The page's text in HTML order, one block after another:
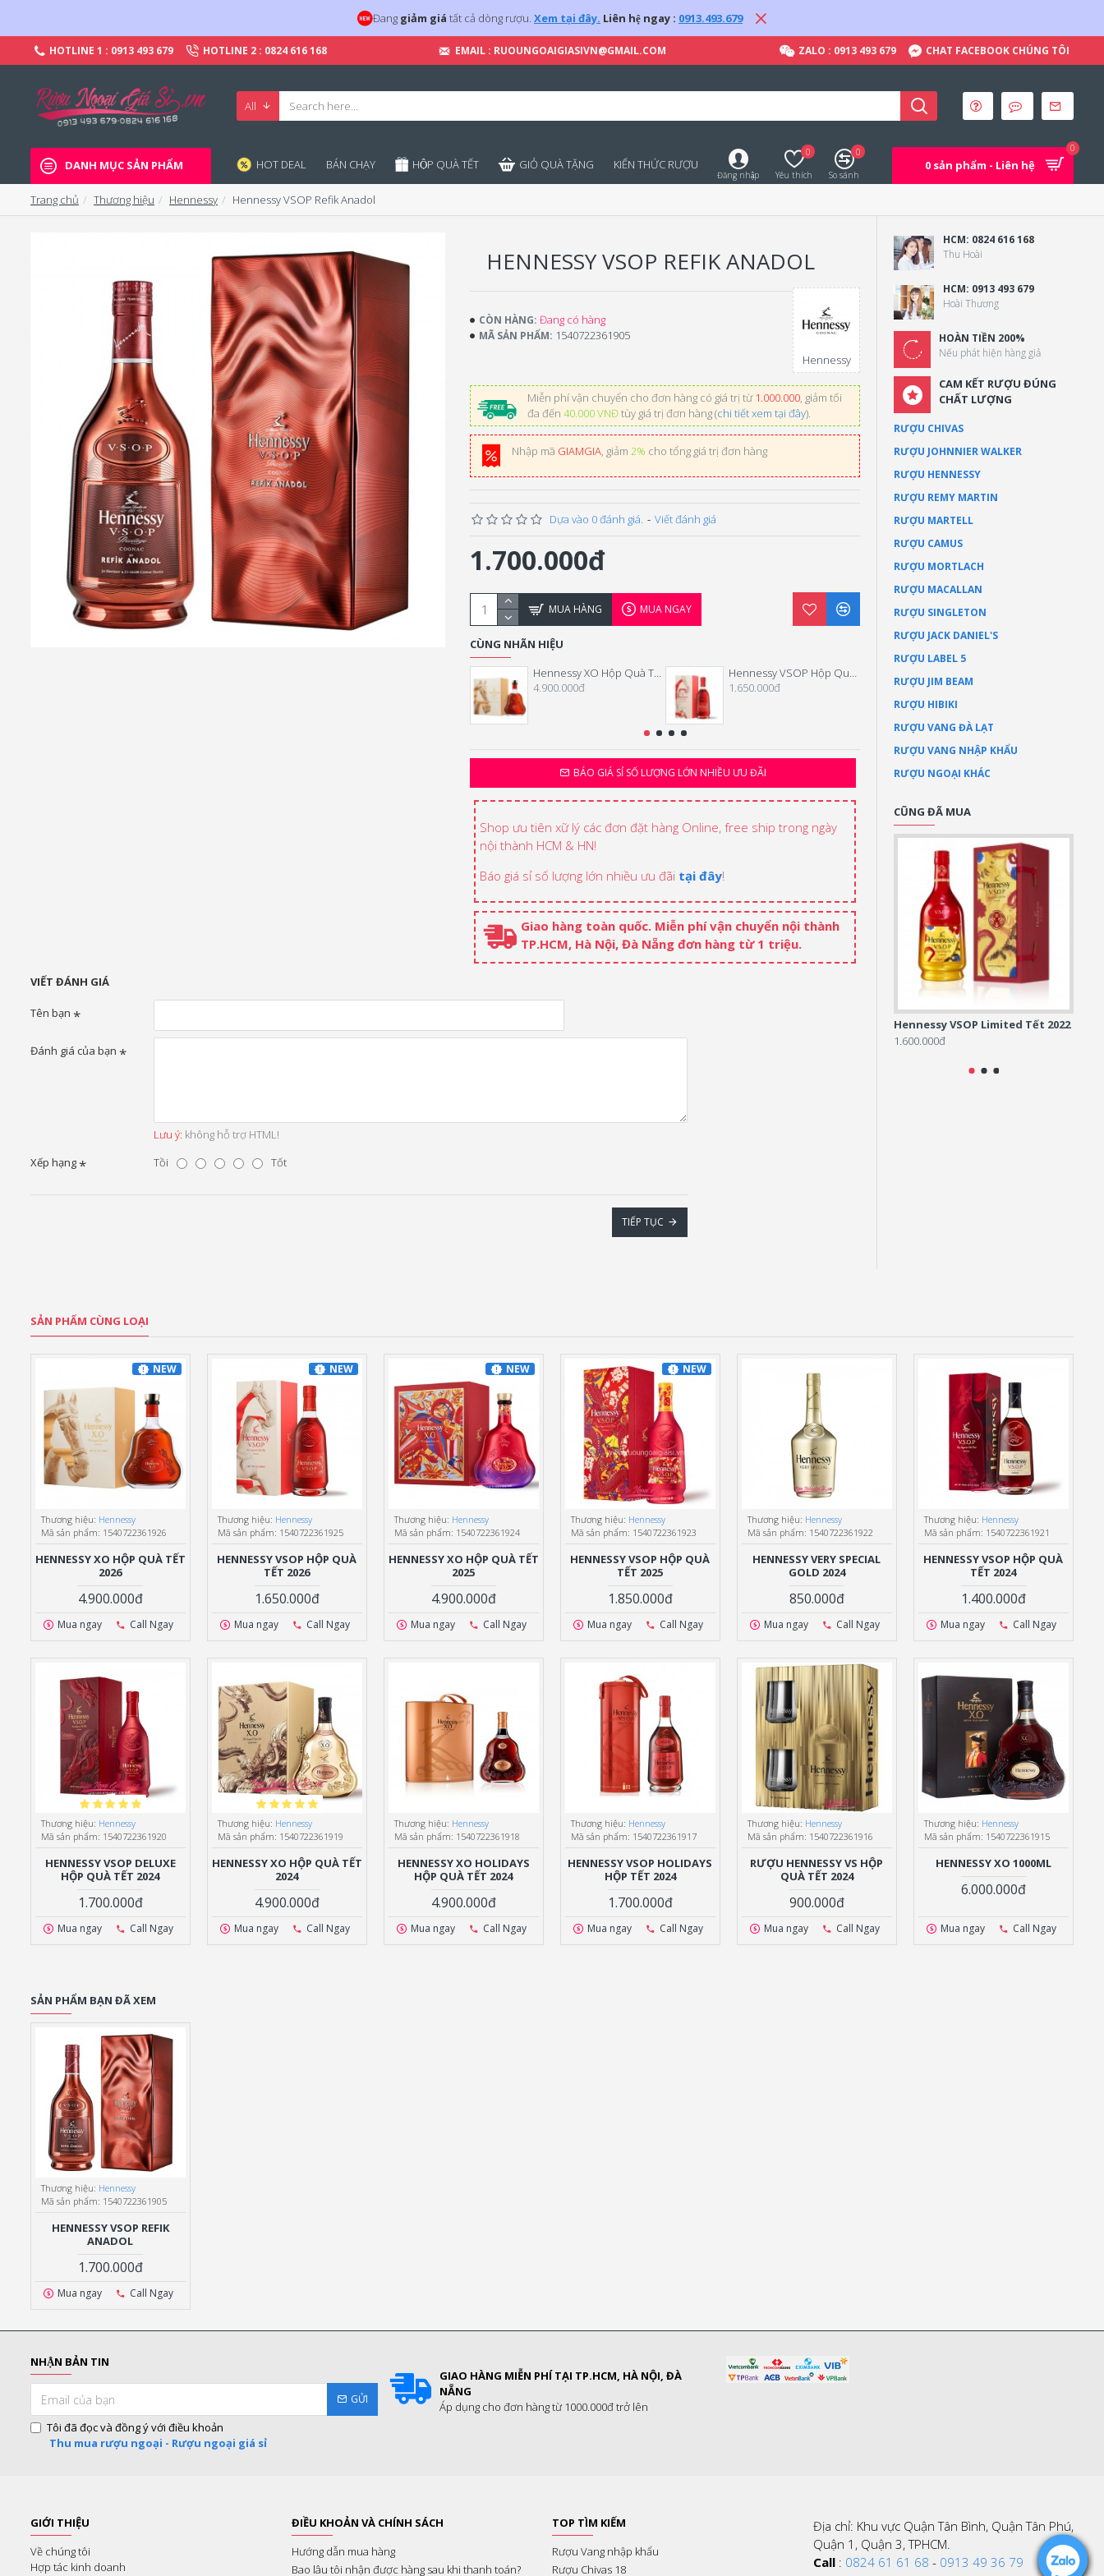
Đang giảm giá tất cả dòng rượu. Xem tại đây. Liên hệ ngay : 0913.493.679
HOTLINE 1 : 0913 493 679 HOTLINE 2 : 0824 616 168 EMAIL : RUOUNGOAIGIASIVN@GMAIL.COM ZALO : 0913 493 679 CHAT FACEBOOK CHÚNG TÔI
All
DANH MỤC SẢN PHẨM HOT DEAL BÁN CHẠY HỘP QUÀ TẾT GIỎ QUÀ TẶNG KIẾN THỨC RƯỢU
Đăng nhập Yêu thích
0
So sánh
0
0 sản phẩm - Liên hệ
0
Trang chủ Thương hiệu Hennessy Hennessy VSOP Refik Anadol
HENNESSY VSOP REFIK ANADOL
Miễn phí vận chuyển cho đơn hàng có giá trị từ 1.000.000, giảm tối
đa đến 40.000 VNĐtùy giá trị đơn hàng (chi tiết xem tại đây).
Nhập mã GIAMGIA, giảm 2% cho tổng giá trị đơn hàng
CÒN HÀNG: Đang có hàng
MÃ SẢN PHẨM: 1540722361905
Hennessy
Dựa vào 0 đánh giá. - Viết đánh giá
1.700.000đ
MUA HÀNG MUA NGAY
BÁO GIÁ SỈ SỐ LƯỢNG LỚN NHIỀU ƯU ĐÃI
CÙNG NHÃN HIỆU
Hennessy XO Hộp Quà Tết 2026
4.900.000đ
Hennessy VSOP Hộp Quà Tết 2026
1.650.000đ
4.900.000đ
Shop ưu tiên xữ lý các đơn đặt hàng Online, free ship trong ngày
nội thành HCM & HN!
Báo giá sỉ số lượng lớn nhiều ưu đãi tại đây!
Giao hàng toàn quốc. Miễn phí vận chuyển nội thành
TP.HCM, Hà Nội, Đà Nẵng đơn hàng từ 1 triệu.
VIẾT ĐÁNH GIÁ
Tên bạn
Đánh giá của bạn
Lưu ý: không hỗ trợ HTML!
Xếp hạng
Tồi Tốt
TIẾP TỤC
HCM: 0824 616 168
Thu Hoài
HCM: 0913 493 679
Hoài Thương
HOÀN TIỀN 200%
Nếu phát hiện hàng giả
CAM KẾT RƯỢU ĐÚNG
CHẤT LƯỢNG
RƯỢU CHIVAS
RƯỢU JOHNNIER WALKER
RƯỢU HENNESSY
RƯỢU REMY MARTIN
RƯỢU MARTELL
RƯỢU CAMUS
RƯỢU MORTLACH
RƯỢU MACALLAN
RƯỢU SINGLETON
RƯỢU JACK DANIEL'S
RƯỢU LABEL 5
RƯỢU JIM BEAM
RƯỢU HIBIKI
RƯỢU VANG ĐÀ LẠT
RƯỢU VANG NHẬP KHẨU
RƯỢU NGOẠI KHÁC
CŨNG ĐÃ MUA
Hennessy VSOP Limited Tết 2022
1.600.000đ
SẢN PHẨM CÙNG LOẠI
NEW
Thương hiệu: Hennessy
Mã sản phẩm: 1540722361926
HENNESSY XO HỘP QUÀ TẾT
2026
4.900.000đ
Mua ngay Call Ngay
NEW
Thương hiệu: Hennessy
Mã sản phẩm: 1540722361925
HENNESSY VSOP HỘP QUÀ
TẾT 2026
1.650.000đ
Mua ngay Call Ngay
NEW
Thương hiệu: Hennessy
Mã sản phẩm: 1540722361924
HENNESSY XO HỘP QUÀ TẾT
2025
4.900.000đ
Mua ngay Call Ngay
NEW
Thương hiệu: Hennessy
Mã sản phẩm: 1540722361923
HENNESSY VSOP HỘP QUÀ
TẾT 2025
1.850.000đ
Mua ngay Call Ngay
Thương hiệu: Hennessy
Mã sản phẩm: 1540722361922
HENNESSY VERY SPECIAL
GOLD 2024
850.000đ
Mua ngay Call Ngay
Thương hiệu: Hennessy
Mã sản phẩm: 1540722361921
HENNESSY VSOP HỘP QUÀ
TẾT 2024
1.400.000đ
Mua ngay Call Ngay
Thương hiệu: Hennessy
Mã sản phẩm: 1540722361920
HENNESSY VSOP DELUXE
HỘP QUÀ TẾT 2024
1.700.000đ
Mua ngay Call Ngay
Thương hiệu: Hennessy
Mã sản phẩm: 1540722361919
HENNESSY XO HỘP QUÀ TẾT
2024
4.900.000đ
Mua ngay Call Ngay
Thương hiệu: Hennessy
Mã sản phẩm: 1540722361918
HENNESSY XO HOLIDAYS
HỘP QUÀ TẾT 2024
4.900.000đ
Mua ngay Call Ngay
Thương hiệu: Hennessy
Mã sản phẩm: 1540722361917
HENNESSY VSOP HOLIDAYS
HỘP TẾT 2024
1.700.000đ
Mua ngay Call Ngay
Thương hiệu: Hennessy
Mã sản phẩm: 1540722361916
RƯỢU HENNESSY VS HỘP
QUÀ TẾT 2024
900.000đ
Mua ngay Call Ngay
Thương hiệu: Hennessy
Mã sản phẩm: 1540722361915
HENNESSY XO 1000ML
6.000.000đ
Mua ngay Call Ngay
SẢN PHẨM BẠN ĐÃ XEM
Thương hiệu: Hennessy
Mã sản phẩm: 1540722361905
HENNESSY VSOP REFIK
ANADOL
1.700.000đ
Mua ngay Call Ngay
NHẬN BẢN TIN
GỬI
Tôi đã đọc và đồng ý với điều khoản
Thu mua rượu ngoại - Rượu ngoại giá sỉ
GIAO HÀNG MIỄN PHÍ TẠI TP.HCM, HÀ NỘI, ĐÀ
NẴNG
Áp dụng cho đơn hàng từ 1000.000đ trở lên
GIỚI THIỆU
Về chúng tôi
Hợp tác kinh doanh
ĐIỀU KHOẢN VÀ CHÍNH SÁCH
Hướng dẫn mua hàng
Bao lâu tôi nhận được hàng sau khi thanh toán?
TOP TÌM KIẾM
Rượu Vang nhập khẩu
Rượu Chivas 18
Địa chỉ: Khu vực Quận Tân Bình, Quận Tân Phú,
Quận 1, Quận 3, TPHCM.
Call : 0824 61 61 68 - 0913 49 36 79